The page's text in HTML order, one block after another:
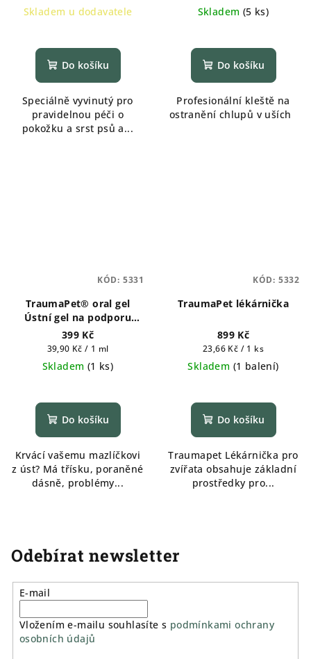
cena:
Skladem u dodavatele
Do košíku
Speciálně vyvinutý pro
pravidelnou péči o
pokožku a srst psů a...
cena:
Skladem (5 ks)
hodnocení
produktu
z
5
Do košíku
Profesionální kleště na
ostranění chlupů v uších
TraumaPet® oral gel
Ústní gel na podporu
hojení 10ml
399 Kč
Měrná
cena:
39,90 Kč / 1 ml
Skladem (1 ks)
Do košíku
Krvácí vašemu mazlíčkovi
z úst? Má třísku, poraněné
dásně, problémy...
KÓD: 5331
TraumaPet lékárnička
899 Kč
Měrná
cena:
23,66 Kč / 1 ks
Skladem (1 balení)
Do košíku
Traumapet Lékárnička pro
zvířata obsahuje základní
prostředky pro...
KÓD: 5332
Odebírat newsletter
E-mail
Vložením e-mailu souhlasíte s podmínkami ochrany
osobních údajů